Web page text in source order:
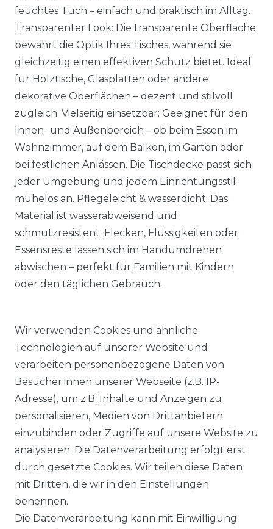
feuchtes Tuch – einfach und praktisch im Alltag.
Transparenter Look: Die transparente Oberfläche
bewahrt die Optik Ihres Tisches, während sie
gleichzeitig einen effektiven Schutz bietet. Ideal
für Holztische, Glasplatten oder andere
dekorative Oberflächen – dezent und stilvoll
zugleich. Vielseitig einsetzbar: Geeignet für den
Innen- und Außenbereich – ob beim Essen im
Wohnzimmer, auf dem Balkon, im Garten oder
bei festlichen Anlässen. Die Tischdecke passt sich
jeder Umgebung und jedem Einrichtungsstil
mühelos an. Pflegeleicht & wasserdicht: Das
Material ist wasserabweisend und
schmutzresistent. Flecken, Flüssigkeiten oder
Essensreste lassen sich im Handumdrehen
abwischen – perfekt für Familien mit Kindern
oder den täglichen Gebrauch.
KOSTENLOSER & SCHNELLER VERSAND
LIEFERZEIT ETWA 1 BIS 3 WERKTAGE
14 TAGE RÜCKGABERECHT
Wir verwenden Cookies und ähnliche
Technologien auf unserer Website und
verarbeiten personenbezogene Daten von
Besucher:innen unserer Webseite (z.B. IP-
Adresse), um z.B. Inhalte und Anzeigen zu
personalisieren, Medien von Drittanbietern
einzubinden oder Zugriffe auf unsere Website zu
analysieren. Die Datenverarbeitung erfolgt erst
durch gesetzte Cookies. Wir teilen diese Daten
mit Dritten, die wir in den Einstellungen
benennen.
Die Datenverarbeitung kann mit Einwilligung